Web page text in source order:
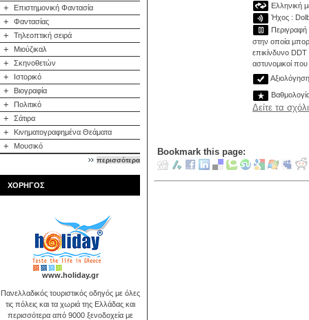
+ Επιστημονική Φαντασία
+ Φαντασίας
+ Τηλεοπτική σειρά
+ Μιούζικαλ
+ Σκηνοθετών
+ Ιστορικό
+ Βιογραφία
+ Πολιτικό
+ Σάτιρα
+ Κινηματογραφημένα Θεάματα
+ Μουσικό
περισσότερα
ΧΟΡΗΓΟΣ
www.holiday.gr
Πανελλαδικός τουριστικός οδηγός με όλες
τις πόλεις και τα χωριά της Ελλάδας και
περισσότερα από 9000 ξενοδοχεία με
Ελληνική
Ήχος :
Περιγραφή
στην οποία
επικίνδυνο
αστυνομικοί
Δείτε τα
Bookmark this page: